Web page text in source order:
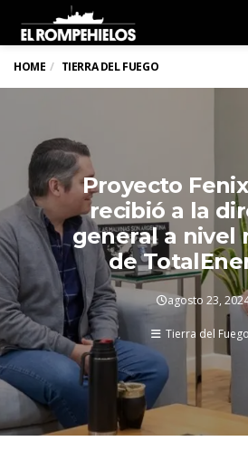
HOME TIERRA DEL FUEGO
Proyecto
recibió a la
general a nivel
de
agosto 23,
Tierra del Fuego